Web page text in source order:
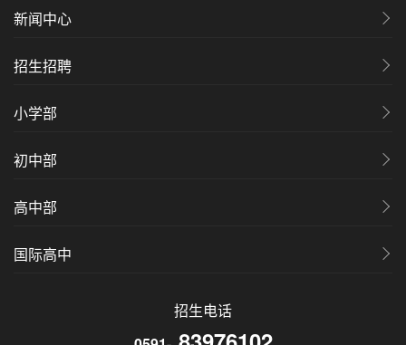
新闻中心
招生招聘
小学部
初中部
高中部
国际高中
招生电话